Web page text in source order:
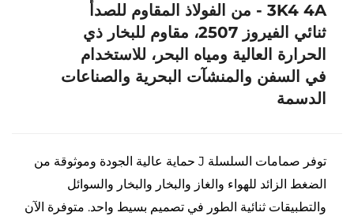
3K4 4A - من الفولاذ المقاوم للصدأ
ثنائي الفيروز 2507، مقاوم للبخار ذي
الحرارة العالية ومياه البحر، للاستخدام
في السفن والمنشآت البحرية والصناعات
الدسمة
توفر صمامات السلسلة J حماية عالية الجودة وموثوقة من
الضغط الزائد للهواء والغاز والبخار والبخار والسوائل
والتطبيقات ثنائية الطور في تصميم بسيط واحد. متوفرة الآن